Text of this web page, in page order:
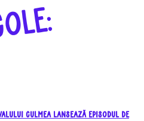
CULMEA lansează episodul de